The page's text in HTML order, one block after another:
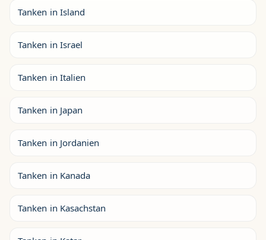
Tanken in Island
Tanken in Israel
Tanken in Italien
Tanken in Japan
Tanken in Jordanien
Tanken in Kanada
Tanken in Kasachstan